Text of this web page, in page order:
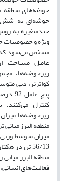
حوضه‌های منطقه
خوشه‌ای به شش
چندمتغیره به
ویژه و خصوصیات
مشخص می‌شود که
عامـل مسـاحت
زیرحوضه‌ها،
کواترنر، دبی
پنج
کنترل
زیرحوضه‌ها
منطقه البرز
56/13 تن
منطقه البرز
فعالیت‌های